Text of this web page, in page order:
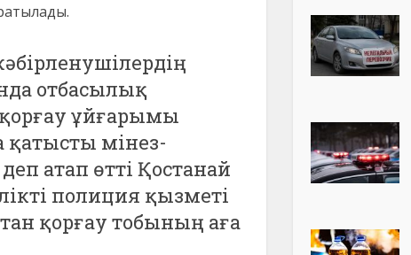
отбасылық
қорғау ұйғарымы
мінез-
атап өтті Қостанай
полиция қызметі
қорғау тобының аға